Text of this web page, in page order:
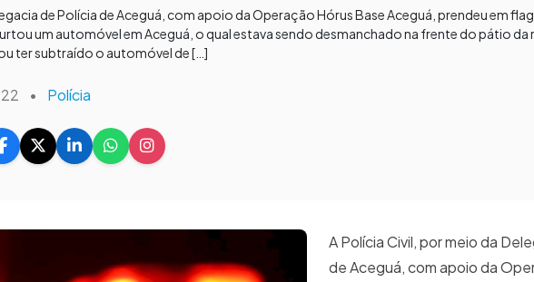
de Polícia de Aceguá, com apoio da Operação Hórus Base Aceguá, prendeu em
um automóvel em Aceguá, o qual estava sendo desmanchado na frente do pátio da
ter subtraído o automóvel de […]
• Polícia
A Polícia Civil, por meio da
de Aceguá, com apoio da